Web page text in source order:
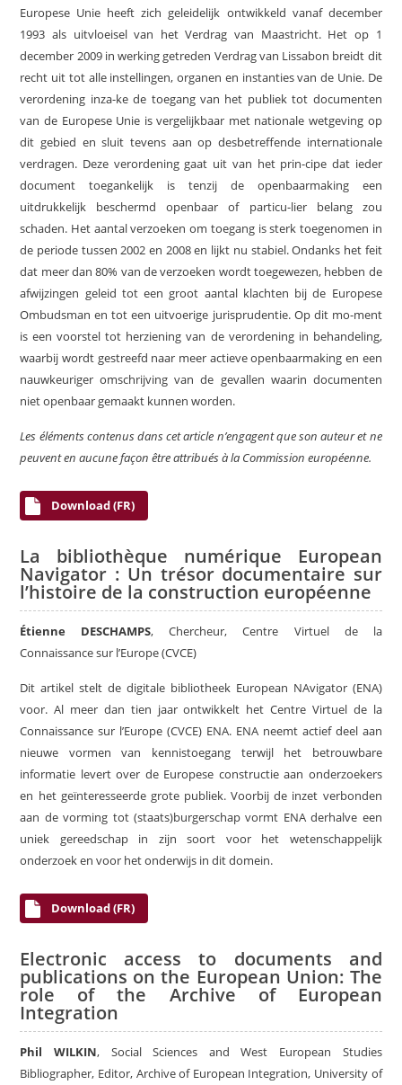
Europese Unie heeft zich geleidelijk ontwikkeld vanaf december
1993 als uitvloeisel van het Verdrag van Maastricht. Het op 1
december 2009 in werking getreden Verdrag van Lissabon breidt dit
recht uit tot alle instellingen, organen en instanties van de Unie. De
verordening inza-ke de toegang van het publiek tot documenten
van de Europese Unie is vergelijkbaar met nationale wetgeving op
dit gebied en sluit tevens aan op desbetreffende internationale
verdragen. Deze verordening gaat uit van het prin-cipe dat ieder
document toegankelijk is tenzij de openbaarmaking een
uitdrukkelijk beschermd openbaar of particu-lier belang zou
schaden. Het aantal verzoeken om toegang is sterk toegenomen in
de periode tussen 2002 en 2008 en lijkt nu stabiel. Ondanks het feit
dat meer dan 80% van de verzoeken wordt toegewezen, hebben de
afwijzingen geleid tot een groot aantal klachten bij de Europese
Ombudsman en tot een uitvoerige jurisprudentie. Op dit mo-ment
is een voorstel tot herziening van de verordening in behandeling,
waarbij wordt gestreefd naar meer actieve openbaarmaking en een
nauwkeuriger omschrijving van de gevallen waarin documenten
niet openbaar gemaakt kunnen worden.
Les éléments contenus dans cet article n’engagent que son auteur et ne
peuvent en aucune façon être attribués à la Commission européenne.
Download (FR)
La bibliothèque numérique European
Navigator : Un trésor documentaire sur
l’histoire de la construction européenne
Étienne DESCHAMPS, Chercheur, Centre Virtuel de la
Connaissance sur l’Europe (CVCE)
Dit artikel stelt de digitale bibliotheek European NAvigator (ENA)
voor. Al meer dan tien jaar ontwikkelt het Centre Virtuel de la
Connaissance sur l’Europe (CVCE) ENA. ENA neemt actief deel aan
nieuwe vormen van kennistoegang terwijl het betrouwbare
informatie levert over de Europese constructie aan onderzoekers
en het geïnteresseerde grote publiek. Voorbij de inzet verbonden
aan de vorming tot (staats)burgerschap vormt ENA derhalve een
uniek gereedschap in zijn soort voor het wetenschappelijk
onderzoek en voor het onderwijs in dit domein.
Download (FR)
Electronic access to documents and
publications on the European Union: The
role of the Archive of European
Integration
Phil WILKIN, Social Sciences and West European Studies
Bibliographer, Editor, Archive of European Integration, University of